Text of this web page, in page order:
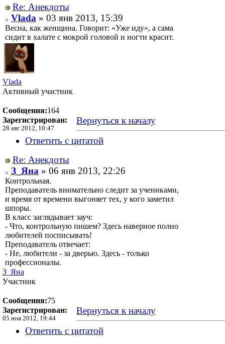
Re: Анекдоты
Vlada» 03 янв 2013, 15:39
Весна, как женщина. Говорит: «Уже иду», а сама
сидит в халате с мокрой головой и ногти красит.
Vlada
Активный участник
Сообщения:164
Зарегистрирован:
28 авг 2012, 10:47
Вернуться к началу
Ответить с цитатой
Re: Анекдоты
З_Яна» 06 янв 2013, 22:26
Контрольная.
Преподаватель внимательно следит за учениками,
и время от времени выгоняет тех, у кого заметил
шпоры.
В класс заглядывает зауч:
- Что, контрольную пишем? Здесь наверное полно
любителей посписывать!
Преподаватель отвечает:
- Не, любители - за дверью. Здесь - только
профессионалы.
З_Яна
Участник
Сообщения:75
Зарегистрирован:
05 ноя 2012, 19:44
Вернуться к началу
Ответить с цитатой